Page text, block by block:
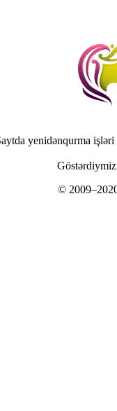
yenidənqurma işləri
Göstərdiymiz
©